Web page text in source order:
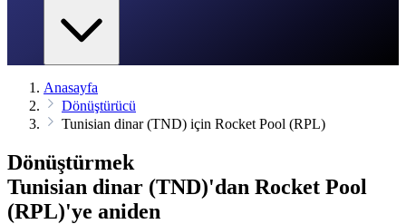
Anasayfa
Dönüştürücü
Tunisian dinar (TND) için Rocket Pool (RPL)
Dönüştürmek
Tunisian dinar (TND)'dan Rocket Pool
(RPL)'ye aniden